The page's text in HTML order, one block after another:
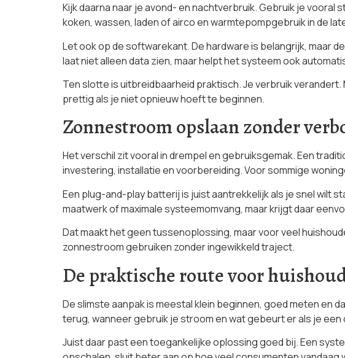
Kijk daarna naar je avond- en nachtverbruik. Gebruik je
koken, wassen, laden of airco en warmtepompgebruik in de
Let ook op de softwarekant. De hardware is belangrijk, maar
laat niet alleen data zien, maar helpt het systeem ook
Ten slotte is uitbreidbaarheid praktisch. Je verbruik
prettig als je niet opnieuw hoeft te beginnen.
Zonnestroom opslaan zonder
Het verschil zit vooral in drempel en gebruiksgemak. Een
investering, installatie en voorbereiding. Voor sommige
Een plug-and-play batterij is juist aantrekkelijk als je snel wilt
maatwerk of maximale systeemomvang, maar krijgt daar
Dat maakt het geen tussenoplossing, maar voor veel
zonnestroom gebruiken zonder ingewikkeld traject.
De praktische route voor
De slimste aanpak is meestal klein beginnen, goed meten en
terug, wanneer gebruik je stroom en wat gebeurt er als je een
Juist daar past een toegankelijke oplossing goed bij. Een